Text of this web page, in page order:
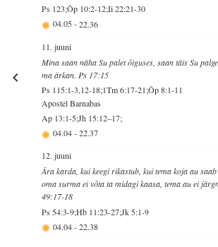
Ps 123;Õp 10:2-12;Ii 22:21-30
04.05-22.36
11. juuni
Mina saan näha Su palet õiguses, saan täis Su
ma ärkan. Ps 17:15
Ps 115:1-3,12-18;1Tm 6:17-21;Õp 8:1-11
Apostel Barnabas
Ap 13:1-5;Jh 15:12–17;
04.04-22.37
12. juuni
Ära karda, kui keegi rikastub, kui tema koja au
oma surma ei võta ta midagi kaasa, tema au ei
49:17-18
Ps 54:3-9;Hb 11:23-27;Jk 5:1-9
04.04-22.38